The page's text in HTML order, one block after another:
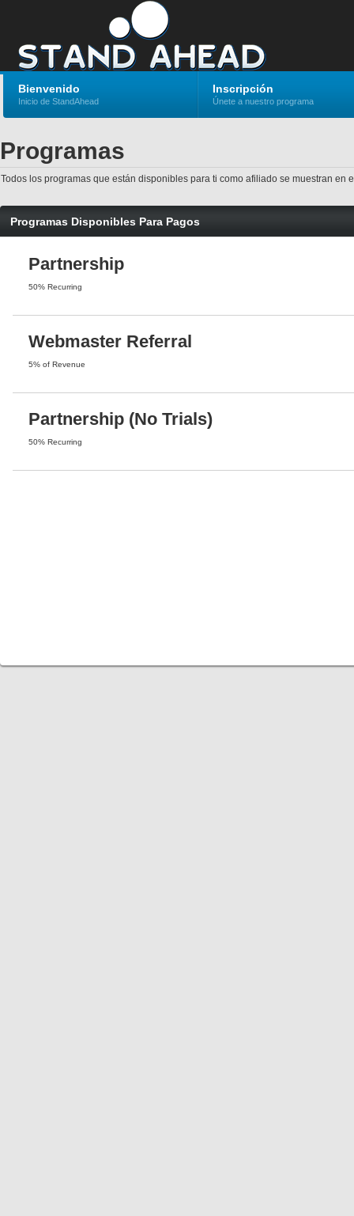
Bienvenido
Inicio de StandAhead
Inscripción
Únete a nuestro programa
Programas
Todos los programas que están disponibles para ti como afiliado se muestran
Programas Disponibles Para Pagos
Partnership
50% Recurring
Webmaster Referral
5% of Revenue
Partnership (No Trials)
50% Recurring